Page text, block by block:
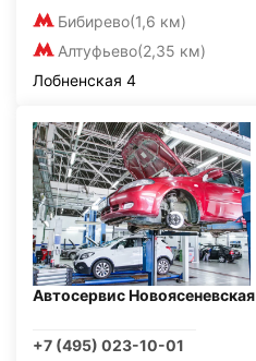
Бибирево(1,6 км)
Алтуфьево(2,35 км)
Лобненская 4
Автосервис Новоясеневская
+7 (495) 023-10-01